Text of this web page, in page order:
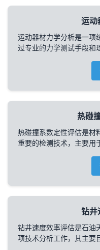
运动
运动器材力学分析是一项
过专业的力学测试手段和
热碰
热碰撞系数定性评估是材
重要的检测技术，主要用
钻井
钻井速度效率评估是石油
项技术分析工作，其主要